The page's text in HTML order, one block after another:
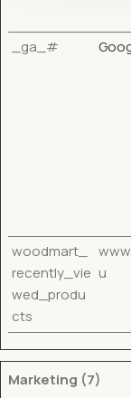
_ga_#
woodmart_
recently_vie
wed_produ
cts
u
Marketing (7)